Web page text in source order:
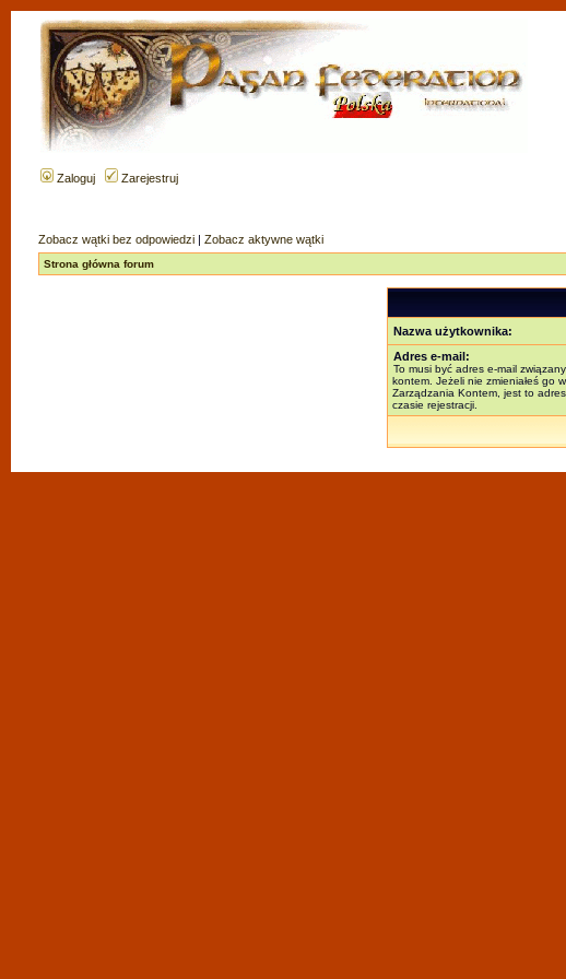
Zaloguj Zarejestruj
Zobacz wątki bez odpowiedzi | Zobacz aktywne wątki
Strona główna forum
Nazwa użytkownika:
Adres e-mail:
To musi być adres e-mail
kontem. Jeżeli nie zmieniałeś go
Zarządzania Kontem, jest to
czasie rejestracji.